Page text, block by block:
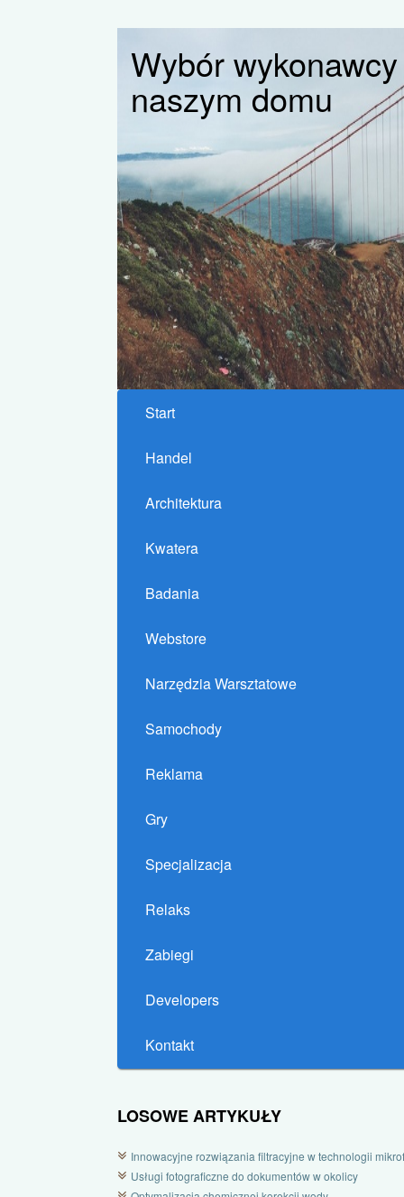
Wybór
naszym domu
Start
Handel
Architektura
Kwatera
Badania
Webstore
Narzędzia Warsztatowe
Samochody
Reklama
Gry
Specjalizacja
Relaks
Zabiegi
Developers
Kontakt
LOSOWE ARTYKUŁY
Innowacyjne rozwiązania filtracyjne w technologii
Usługi fotograficzne do dokumentów w okolicy